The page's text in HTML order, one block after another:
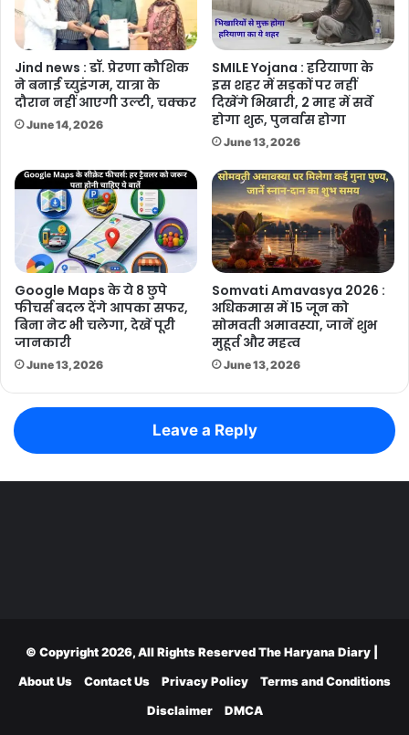
Jind news : डॉ. प्रेरणा कौशिक
ने बनाई च्युइंगम, यात्रा के
दौरान नहीं आएगी उल्टी, चक्कर
June 14, 2026
SMILE Yojana : हरियाणा के
इस शहर में सड़कों पर नहीं
दिखेंगे भिखारी, 2 माह में सर्वे
होगा शुरू, पुनर्वास होगा
June 13, 2026
Google Maps के ये 8 छुपे
फीचर्स बदल देंगे आपका सफर,
बिना नेट भी चलेगा, देखें पूरी
जानकारी
June 13, 2026
Somvati Amavasya 2026 :
अधिकमास में 15 जून को
सोमवती अमावस्या, जानें शुभ
मुहूर्त और महत्व
June 13, 2026
Leave a Reply
© Copyright 2026, All Rights ReservedThe Haryana Diary
About Us
Contact Us Privacy Policy
Terms and Conditions
Disclaimer
DMCA